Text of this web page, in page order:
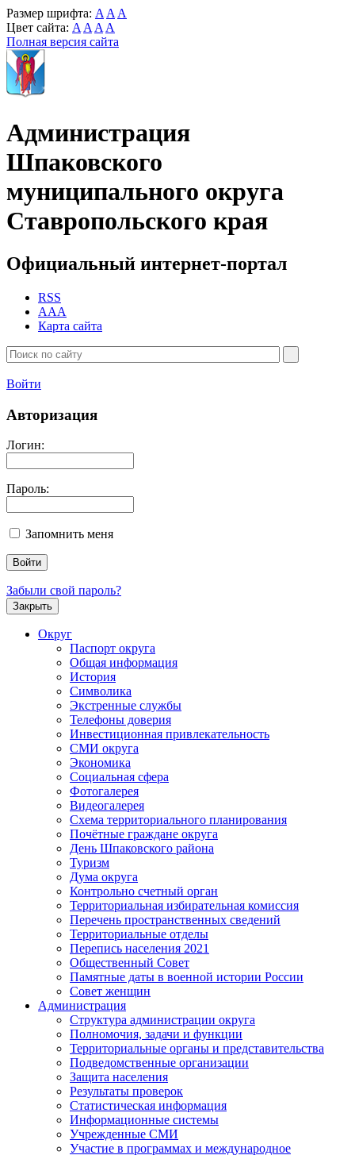
Размер шрифта: A A A
Цвет сайта: A A A A
Полная версия сайта
Администрация
Шпаковского
муниципального округа
Ставропольского края
Официальный интернет-портал
RSS
AAA
Карта сайта
Войти
Авторизация
Логин:
Пароль:
Запомнить меня
Забыли свой пароль?
Закрыть
Округ
Паспорт округа
Общая информация
История
Символика
Экстренные службы
Телефоны доверия
Инвестиционная привлекательность
СМИ округа
Экономика
Социальная сфера
Фотогалерея
Видеогалерея
Схема территориального планирования
Почётные граждане округа
День Шпаковского района
Туризм
Дума округа
Контрольно счетный орган
Территориальная избирательная комиссия
Перечень пространственных сведений
Территориальные отделы
Перепись населения 2021
Общественный Совет
Памятные даты в военной истории России
Совет женщин
Администрация
Структура администрации округа
Полномочия, задачи и функции
Территориальные органы и представительства
Подведомственные организации
Защита населения
Результаты проверок
Статистическая информация
Информационные системы
Учрежденные СМИ
Участие в программах и международное